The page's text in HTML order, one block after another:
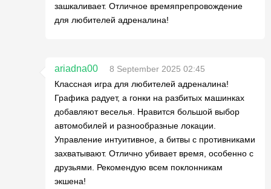
зашкаливает. Отличное времяпрепровождение
для любителей адреналина!
ariadna00
8 September 2025 02:45
Классная игра для любителей адреналина!
Графика радует, а гонки на разбитых машинках
добавляют веселья. Нравится большой выбор
автомобилей и разнообразные локации.
Управление интуитивное, а битвы с противниками
захватывают. Отлично убивает время, особенно с
друзьями. Рекомендую всем поклонникам
экшена!